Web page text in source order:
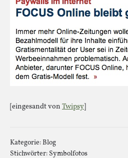
[eingesandt von Twipsy]
Kategorie:Blog
Stichwörter: Symbolfotos